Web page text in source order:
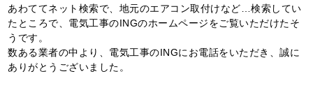
あわててネット検索で、地元のエアコン取付けなど…検索してい
たところで、電気工事のINGのホームページをご覧いただけたそ
うです。
数ある業者の中より、電気工事のINGにお電話をいただき、誠に
ありがとうございました。